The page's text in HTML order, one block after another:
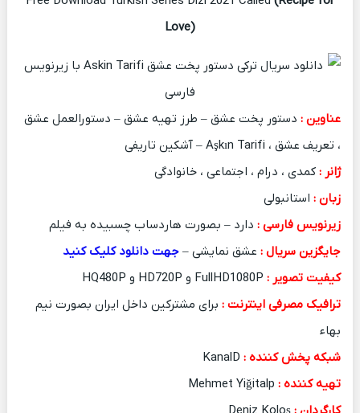
Love)
عناوین :دستور پخت عشق – طرز تهیه عشق – دستورالعمل عشق
، تعریف عشق ، Aşkın Tarifi – آشکین تاریفی
ژانر :کمدی ، درام ، اجتماعی ، خانوادگی
زبان :استانبولی
زیرنویس فارسی :دارد – بصورت هاردساب چسبیده به فیلم
جایگزین سریال :عشق نمایشی – جهت دانلود کلیک کنید
کیفیت تصویر :FullHD1080P و HD720P و HQ480P
ترافیک مصرفی اینترنت :برای مشترکین داخل ایران بصورت نیم
بهاء
شبکه پخش کننده :KanalD
تهیه کننده :Mehmet Yiğitalp